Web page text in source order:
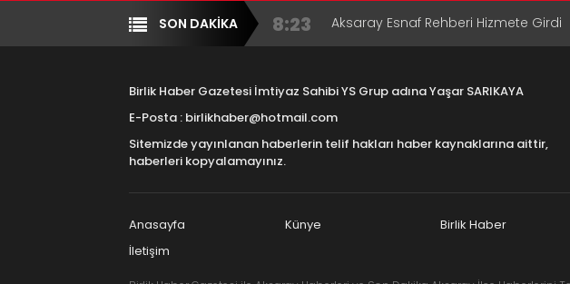
Yazarlar Diğer
SON DAKİKA 8:23 Aksaray Esnaf Rehberi Hizmete Girdi
Haber Platformu
13:33 Taşımacılıkta Dijital Devrim: Rota
17:15
Aramalarında Öne Çıkın
Birlik Haber Gazetesi İmtiyaz Sahibi YS Grup adına Yaşar SARIKAYA
E-Posta : birlikhaber@hotmail.com
Sitemizde yayınlanan haberlerin telif hakları haber kaynaklarına aittir,
haberleri kopyalamayınız.
Anasayfa Künye
Birlik Haber
İletişim